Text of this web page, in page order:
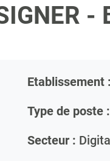
-
Etablissement :
Type de poste :
Secteur :